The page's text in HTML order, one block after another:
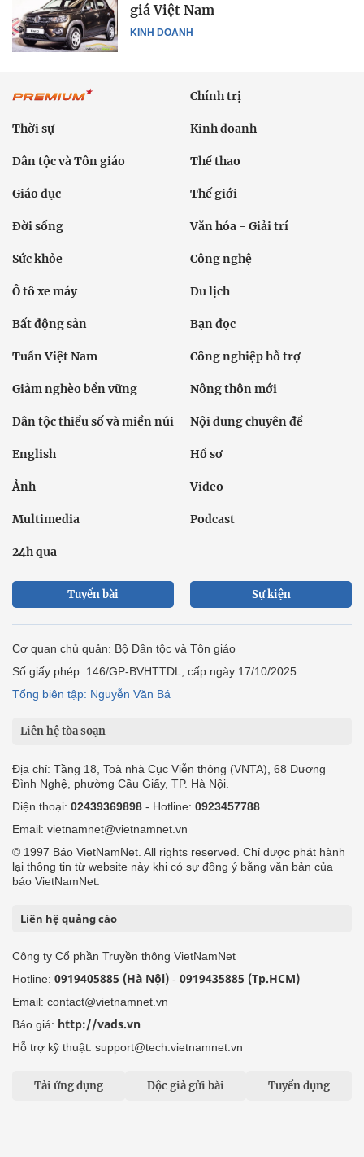
KINH DOANH
giá Việt Nam
Chính trị
Thời sự Kinh doanh
Dân tộc và Tôn giáo Thể thao
Giáo dục Thế giới
Đời sống Văn hóa - Giải trí
Sức khỏe Công nghệ
Ô tô xe máy Du lịch
Bất động sản Bạn đọc
Tuần Việt Nam Công nghiệp hỗ trợ
Giảm nghèo bền vững Nông thôn mới
Dân tộc thiểu số và miền núi Nội dung chuyên đề
English Hồ sơ
Ảnh Video
Multimedia Podcast
24h qua
Tuyến bài Sự kiện
Cơ quan chủ quản: Bộ Dân tộc và Tôn giáo
Số giấy phép: 146/GP-BVHTTDL, cấp ngày 17/10/2025
Tổng biên tập: Nguyễn Văn Bá
Liên hệ tòa soạn
Địa chỉ: Tầng 18, Toà nhà Cục Viễn thông (VNTA), 68 Dương
Đình Nghệ, phường Cầu Giấy, TP. Hà Nội.
Điện thoại: 02439369898 - Hotline: 0923457788
Email: vietnamnet@vietnamnet.vn
© 1997 Báo VietNamNet. All rights reserved. Chỉ được phát hành
lại thông tin từ website này khi có sự đồng ý bằng văn bản của
báo VietNamNet.
Liên hệ quảng cáo
Công ty Cổ phần Truyền thông VietNamNet
Hotline: 0919405885 (Hà Nội) - 0919435885 (Tp.HCM)
Email: contact@vietnamnet.vn
Báo giá: http://vads.vn
Hỗ trợ kỹ thuật: support@tech.vietnamnet.vn
Tải ứng dụng Độc giả gửi bài Tuyển dụng